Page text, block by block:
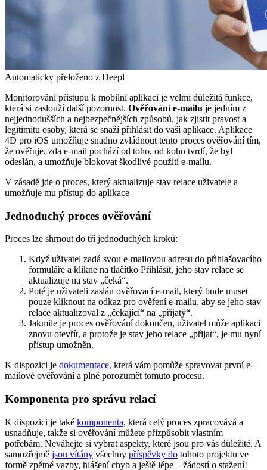
Automaticky přeloženo z Deepl
Monitorování přístupu k mobilní aplikaci je velmi důležitá funkce,
která si zaslouží další pozornost. Ověřování e-mailu je jedním z
nejjednodušších a nejbezpečnějších způsobů, jak zjistit pravost a
legitimitu osoby, která se snaží přihlásit do vaší aplikace. Aplikace
4D pro iOS umožňuje snadno zvládnout tento proces ověřování tím,
že ověřuje, zda e-mail pochází od toho, od koho tvrdí, že byl
odeslán, a umožňuje blokovat škodlivé použití e-mailu.
V zásadě jde o proces, který aktualizuje stav relace uživatele a
umožňuje mu přístup do aplikace
Jednoduchý proces ověřování
Proces lze shrnout do tří jednoduchých kroků:
Když uživatel zadá svou e-mailovou adresu do přihlašovacího
formuláře a klikne na tlačítko Přihlásit, jeho stav relace se
aktualizuje na stav „čeká“.
Poté je uživateli zaslán ověřovací e-mail, který bude muset
pouze kliknout na odkaz pro ověření e-mailu, aby se jeho stav
relace aktualizoval z „čekající“ na „přijatý“.
Jakmile je proces ověřování dokončen, uživatel může aplikaci
znovu otevřít, a protože je stav jeho relace „přijat“, je mu nyní
přístup umožněn.
K dispozici je dokumentace, která vám pomůže spravovat první e-
mailové ověřování a plně porozumět tomuto procesu.
Komponenta pro správu relací
K dispozici je také komponenta, která celý proces zpracovává a
usnadňuje, takže si ověřování můžete přizpůsobit vlastním
potřebám. Neváhejte si vybrat aspekty, které jsou pro vás důležité. A
samozřejmě jsou vítány všechny příspěvky do tohoto projektu ve
formě zpětné vazby, hlášení chyb a ještě lépe – žádostí o stažení!